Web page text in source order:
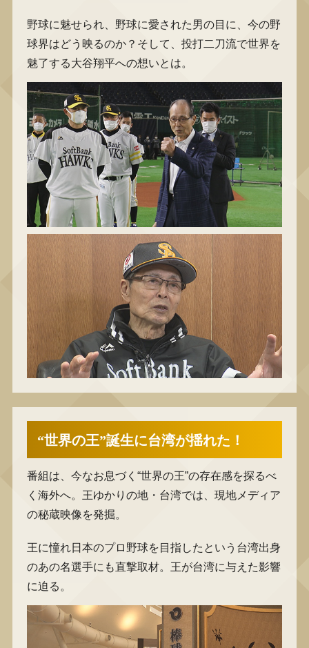
野球に魅せられ、野球に愛された男の目に、今の野
球界はどう映るのか？そして、投打二刀流で世界を
魅了する大谷翔平への想いとは。
“世界の王”誕生に台湾が揺れた！
番組は、今なお息づく“世界の王”の存在感を探るべ
く海外へ。王ゆかりの地・台湾では、現地メディア
の秘蔵映像を発掘。
王に憧れ日本のプロ野球を目指したという台湾出身
のあの名選手にも直撃取材。王が台湾に与えた影響
に迫る。